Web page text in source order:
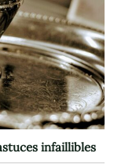
infaillibles